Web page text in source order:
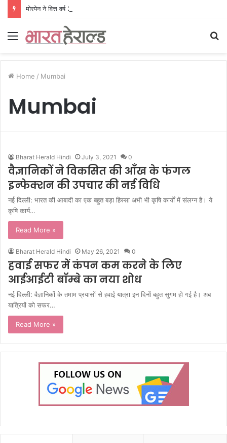
Menu
Home / Mumbai
Mumbai
Bharat Herald Hindi July 3, 2021 0
वैज्ञानिकों ने विकसित की आँख के फंगल
इन्फेक्शन की उपचार की नई विधि
नई दिल्ली: भारत की आबादी का एक बहुत बड़ा हिस्सा अभी भी कृषि कार्यों में संलग्न है। ये
कृषि कार्य…
Read More »
Bharat Herald Hindi May 26, 2021 0
हवाई सफर में कंपन कम करने के लिए
आईआईटी बॉम्बे का नया शोध
नई दिल्ली: वैज्ञानिकों के तमाम प्रयासों से हवाई यात्रा इन दिनों बहुत सुगम हो गई है। अब
यात्रियों को सफर…
Read More »